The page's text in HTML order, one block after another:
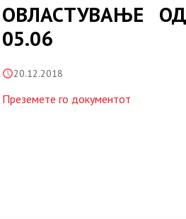
ОВЛАСТУВАЊЕ
05.06
20.12.2018
Преземете го документот